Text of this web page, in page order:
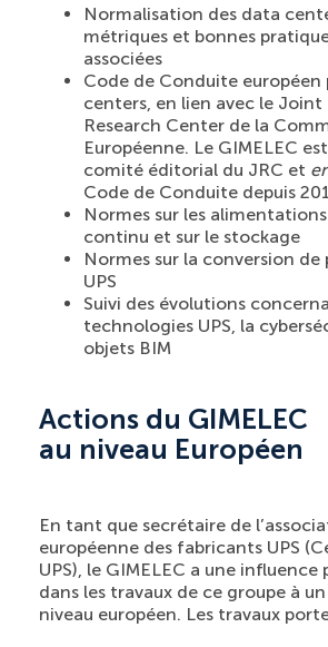
Normalisation des data
métriques et bonnes
associées
Code de Conduite européen
centers, en lien avec le Joint
Research Center de la
Européenne. Le GIMELEC
comité éditorial du JRC et
Code de Conduite depuis
Normes sur les
continu et sur le stockage
Normes sur la conversion de
UPS
Suivi des évolutions
technologies UPS, la
objets BIM
Actions du GIMELEC
au niveau Européen
En tant que secrétaire de
européenne des fabricants UPS
UPS), le GIMELEC a une
dans les travaux de ce groupe à un
niveau européen. Les travaux